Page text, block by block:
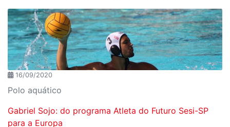
16/09/2020
Polo aquático
Gabriel Sojo: do programa Atleta do Futuro Sesi-SP
para a Europa